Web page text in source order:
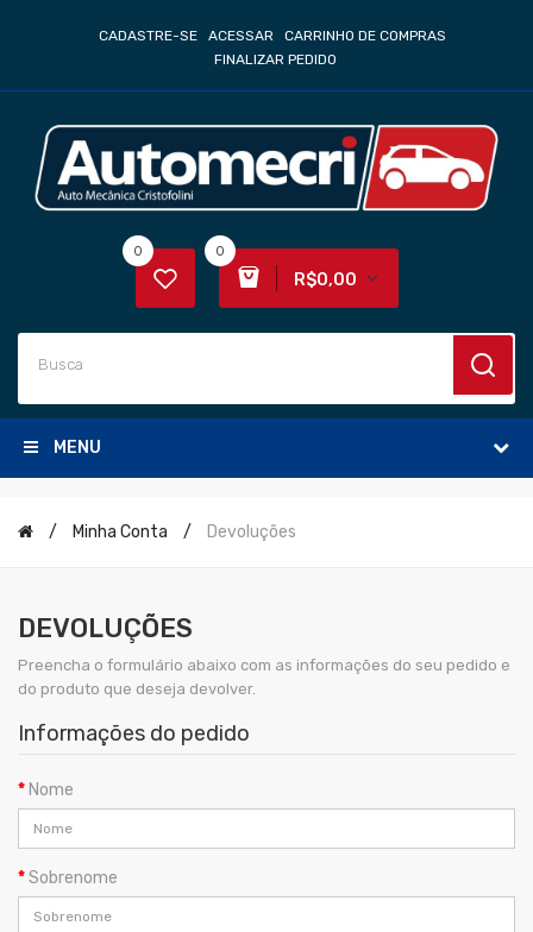
CADASTRE-SE ACESSAR
CARRINHO DE COMPRAS
FINALIZAR PEDIDO
0
R$0,00
0
MENU
Minha Conta Devoluções
DEVOLUÇÕES
Preencha o formulário abaixo com as informações do seu pedido e
do produto que deseja devolver.
Informações do pedido
Nome
Sobrenome